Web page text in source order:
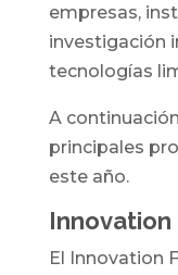
empresas,
investigación
tecnologías
A
principales
este año.
Innovation
El Innovation